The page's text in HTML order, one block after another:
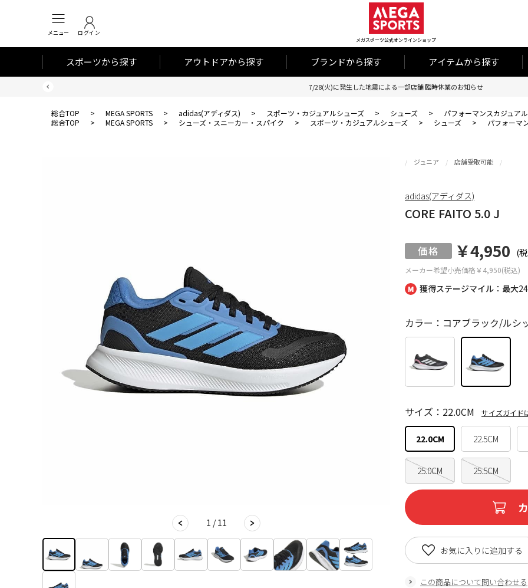
メニュー ログイン
メガスポーツ公式オンラインショップ
スポーツから探す アウトドアから探す ブランドから探す アイテムから探す
7/28(火)に発生した地震による一部店舗 臨時休業のお知らせ
総合TOP > MEGA SPORTS > adidas(アディダス) > スポーツ・カジュアルシューズ > シューズ > パフォーマンスカジュアル
総合TOP
> MEGA SPORTS > シューズ・スニーカー・スパイク > スポーツ・カジュアルシューズ > シューズ > パフォーマ
1 / 11
獲得ステージマイル：最大
ジュニア 店舗受取可能
CORE FAITO 5.0 J
メーカー希望小売価格￥4,950(税込)
￥4,950 (
カラー：コアブラック/ルシ
22.0CM 22.5CM
25.0CM 25.5CM
サイズ：22.0CM サイズガイド
この商品について問い合わせる
お気に入りに追加する
adidas(アディダス)